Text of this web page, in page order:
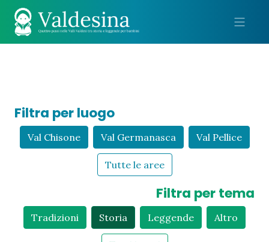
Filtra per luogo
Val Chisone Val Germanasca Val Pellice
Tutte le aree
Filtra per tema
Tradizioni Storia Leggende Altro